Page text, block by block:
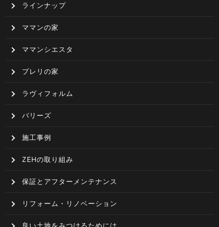
ラインナップ
ママンの家
ママンシエスタ
プレリの家
ラヴィフォルム
バリーズ
施工事例
ZEHの取り組み
保証とアフターメンテナンス
リフォーム・リノベーション
良い土地をみつけるためには